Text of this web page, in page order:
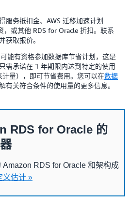
服务抵扣金、AWS 迁移加速计划
，或其他 RDS for Oracle 折扣。联系
获取报价。
能有资格参加数据库节省计划，这是
需承诺在 1 年期限内达到特定的使用
量），即可节省费用。您可以在数据
有关符合条件的使用量的更多信息。
RDS for Oracle 的
RDS for Oracle 和架构成
义估计 »